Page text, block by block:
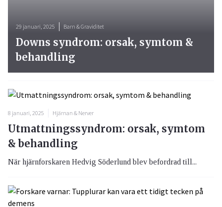
29 januari, 2025 Barn & Graviditet
Downs syndrom: orsak, symtom &
behandling
8 januari, 2025 Hjärnan & Nerver
Utmattningssyndrom: orsak, symtom
& behandling
När hjärnforskaren Hedvig Söderlund blev befordrad till...